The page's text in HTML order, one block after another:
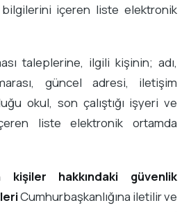
bilgilerini içeren liste elektronik
taleplerine, ilgili kişinin; adı,
güncel adresi, iletişim
okul, son çalıştığı işyeri ve
liste elektronik ortamda
kişiler hakkındaki güvenlik
Cumhurbaşkanlığına iletilir ve